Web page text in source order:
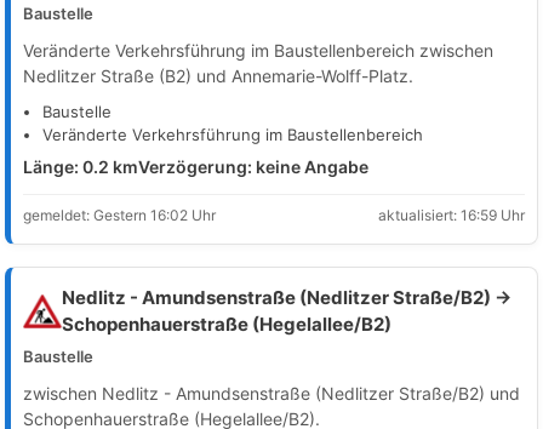
Baustelle
Veränderte Verkehrsführung im Baustellenbereich zwischen
Nedlitzer Straße (B2) und Annemarie-Wolff-Platz.
Baustelle
Veränderte Verkehrsführung im Baustellenbereich
Länge: 0.2 kmVerzögerung: keine Angabe
gemeldet: Gestern 16:02 Uhr aktualisiert: 16:59 Uhr
Nedlitz - Amundsenstraße (Nedlitzer Straße/B2) →
Schopenhauerstraße (Hegelallee/B2)
Baustelle
zwischen Nedlitz - Amundsenstraße (Nedlitzer Straße/B2) und
Schopenhauerstraße (Hegelallee/B2).